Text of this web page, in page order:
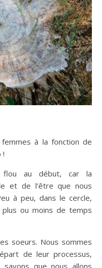
femmes à la fonction de
!
flou au début, car la
et de l’être que nous
à peu, dans le cercle,
plus ou moins de temps
soeurs. Nous sommes
de leur processus,
que nous allons